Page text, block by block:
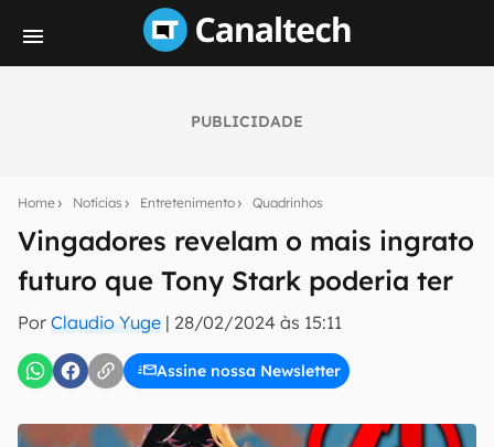
PUBLICIDADE
Home Notícias Entretenimento Quadrinhos
Vingadores revelam o mais ingrato
futuro que Tony Stark poderia ter
Por Claudio Yuge | 28/02/2024 às 15:11
Assine nossa Newsletter
notícias e reviews sobre tecnologia em primeira
E-mail
inscreva-se
Confirmo que li, aceito e concordo com os
Termos de